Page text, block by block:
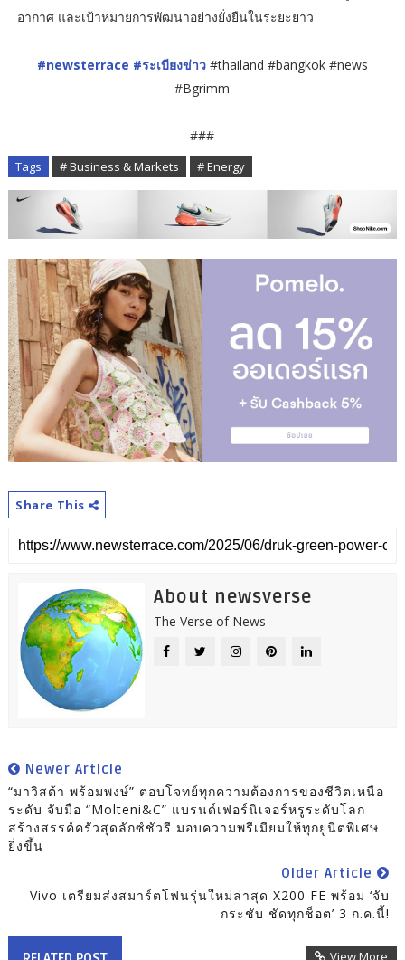
อากาศ และเป้าหมายการพัฒนาอย่างยั่งยืนในระยะยาว
#newsterrace #ระเบียงข่าว#thailand #bangkok #news
#Bgrimm
###
Tags # Business & Markets # Energy
Share This
About newsverse
The Verse of News
Newer Article
“มาวิสต้า พร้อมพงษ์” ตอบโจทย์ทุกความต้องการของชีวิตเหนือ
ระดับ จับมือ “Molteni&C” แบรนด์เฟอร์นิเจอร์หรูระดับโลก
สร้างสรรค์ครัวสุดลักซ์ชัวรี มอบความพรีเมียมให้ทุกยูนิตพิเศษ
ยิ่งขึ้น
Older Article
Vivo เตรียมส่งสมาร์ตโฟนรุ่นใหม่ล่าสุด X200 FE พร้อม ‘จับ
กระชับ ชัดทุกช็อต’ 3 ก.ค.นี้!
View More